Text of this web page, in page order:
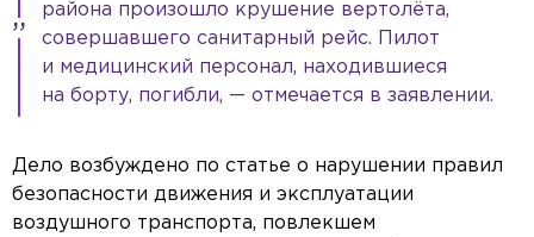
района произошло крушение вертолёта,
совершавшего санитарный рейс. Пилот
и медицинский персонал, находившиеся
на борту, погибли, — отмечается в заявлении.
Дело возбуждено по статье о нарушении правил
безопасности движения и эксплуатации
воздушного транспорта, повлекшем